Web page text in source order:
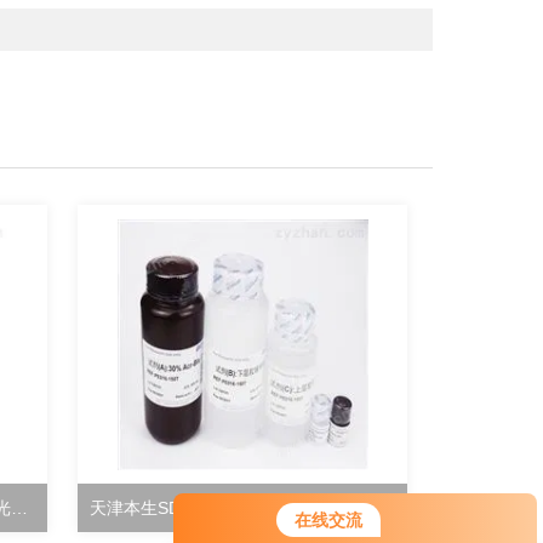
在线交流
天津本生SDS-PAGE凝胶快速配制试剂盒